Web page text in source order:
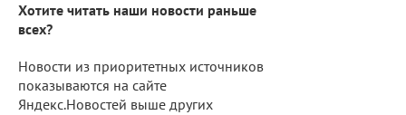
Хотите читать наши новости раньше
всех?
Новости из приоритетных источников
показываются на сайте
Яндекс.Новостей выше других